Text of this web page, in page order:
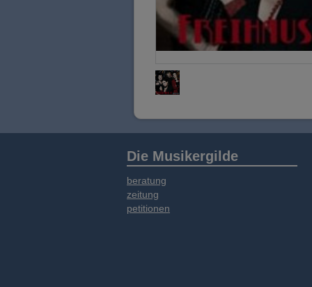
Die Musikergilde
beratung
zeitung
petitionen